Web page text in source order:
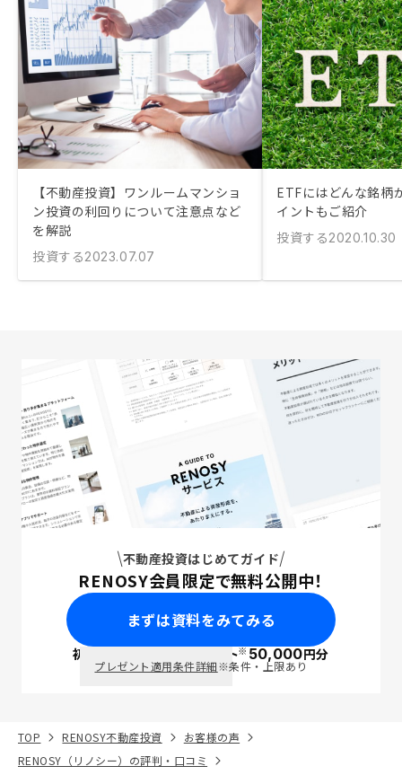
【不動産投資】ワンルームマンショ
ン投資の利回りについて注意点など
を解説
投資する2023.07.07
ETFにはどんな銘柄
イントもご紹介
投資する2020.10.30
不動産投資はじめてガイド
RENOSY会員限定で無料公開中！
まずは資料をみてみる
初回面談で ポイント※50,000円分
プレゼント適用条件詳細※条件・上限あり
TOP RENOSY不動産投資
お客様の声
RENOSY（リノシー）の評判・口コミ